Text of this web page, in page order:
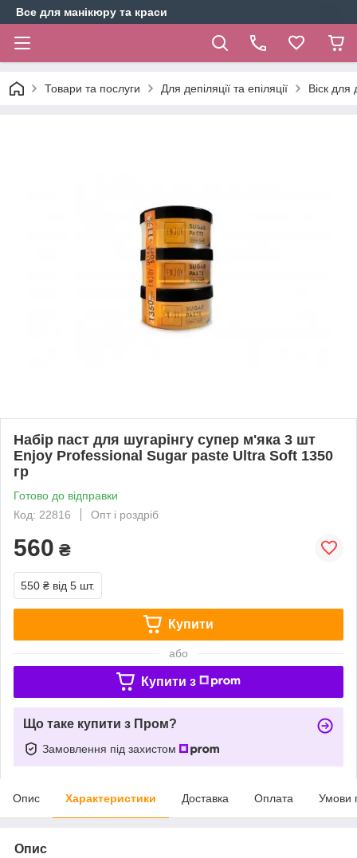
Все для манікюру та краси
Товари та послуги Для депіляції та епіляції Віск для
Набір паст для шугарінгу супер м'яка 3 шт
Enjoy Professional Sugar paste Ultra Soft 1350
гр
Готово до відправки
Код: 22816
Опт і роздріб
560 ₴
550 ₴ від 5 шт.
Купити
або
Купити з
Що таке купити з Пром?
Замовлення під захистом
Опис Характеристики Доставка Оплата Умови
Опис